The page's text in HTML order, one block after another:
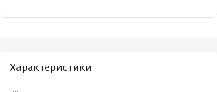
Характеристики